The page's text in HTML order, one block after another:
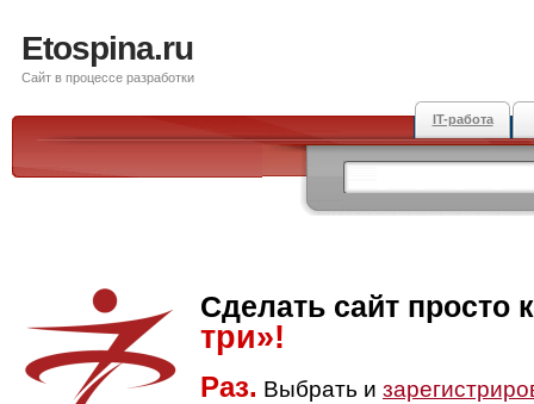
Etospina.ru
Сайт в процессе разработки
IT-работа
Сделать сайт просто
три»!
Раз. Выбрать и